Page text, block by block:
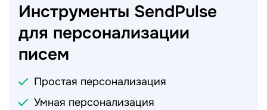
Инструменты SendPulse
для персонализации
писем
Простая персонализация
Умная персонализация